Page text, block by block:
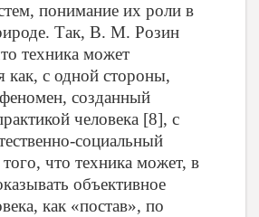
понимание их роли в
Так, В. М. Розин
техника может
как, с одной стороны,
созданный
человека [8], с
социальный
что техника может, в
объективное
как «постав», по